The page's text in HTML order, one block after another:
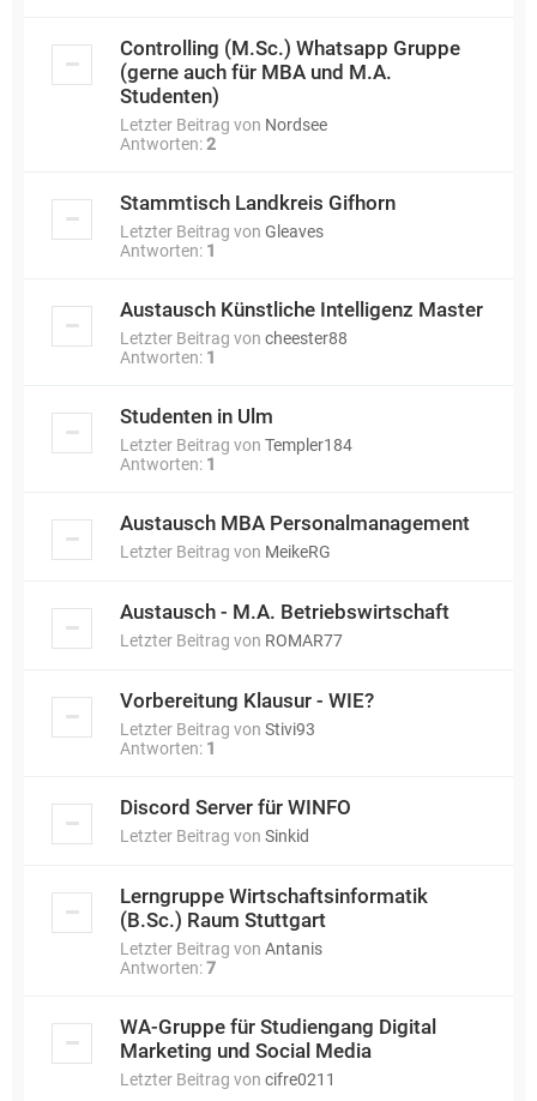
Controlling (M.Sc.) Whatsapp Gruppe
(gerne auch für MBA und M.A.
Studenten)
Letzter Beitrag von Nordsee
Antworten:2
Stammtisch Landkreis Gifhorn
Letzter Beitrag von Gleaves
Antworten: 1
Austausch Künstliche Intelligenz Master
Letzter Beitrag von cheester88
Antworten: 1
Studenten in Ulm
Letzter Beitrag von Templer184
Antworten: 1
Austausch MBA Personalmanagement
Letzter Beitrag von MeikeRG
Austausch - M.A. Betriebswirtschaft
Letzter Beitrag von ROMAR77
Vorbereitung Klausur - WIE?
Letzter Beitrag von Stivi93
Antworten: 1
Discord Server für WINFO
Letzter Beitrag von Sinkid
Lerngruppe Wirtschaftsinformatik
(B.Sc.) Raum Stuttgart
Letzter Beitrag von Antanis
Antworten:7
WA-Gruppe für Studiengang Digital
Marketing und Social Media
Letzter Beitrag von cifre0211